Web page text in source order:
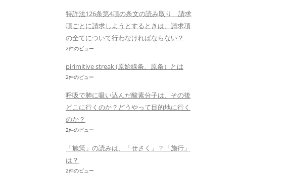
特許法126条第4項の条文の読み取り 請求
項ごとに請求しようとするときは、請求項
の全てについて行わなければならない？
2件のビュー
pirimitive streak (原始線条、原条）とは
2件のビュー
呼吸で肺に吸い込んだ酸素分子は、その後
どこに行くのか？どうやって目的地に行く
のか？
2件のビュー
「施策」の読みは、「せさく」？「施行」
は？
2件のビュー